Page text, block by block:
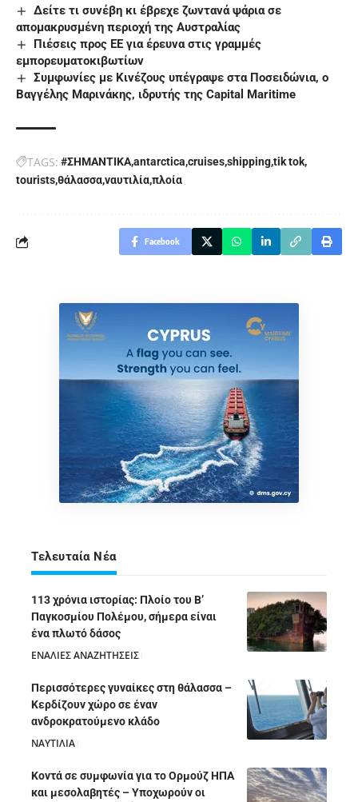
Δείτε τι συνέβη κι έβρεχε ζωντανά ψάρια σε
απομακρυσμένη περιοχή της Αυστραλίας
Πιέσεις προς ΕΕ για έρευνα στις γραμμές
εμπορευματοκιβωτίων
Συμφωνίες με Κινέζους υπέγραψε στα Ποσειδώνια, ο
Βαγγέλης Μαρινάκης, ιδρυτής της Capital Maritime
TAGS: #ΣΗΜΑΝΤΙΚΑantarctica cruisesshippingtik tok
touristsθάλασσαναυτιλίαπλοία
Facebook
Τελευταία Νέα
113 χρόνια ιστορίας: Πλοίο του Β’
Παγκοσμίου Πολέμου, σήμερα είναι
ένα πλωτό δάσος
ΕΝΑΛΙΕΣ ΑΝΑΖΗΤΗΣΕΙΣ
Περισσότερες γυναίκες στη θάλασσα –
Κερδίζουν χώρο σε έναν
ανδροκρατούμενο κλάδο
ΝΑΥΤΙΛΙΑ
Κοντά σε συμφωνία για το Ορμούζ ΗΠΑ
και μεσολαβητές – Υποχωρούν οι